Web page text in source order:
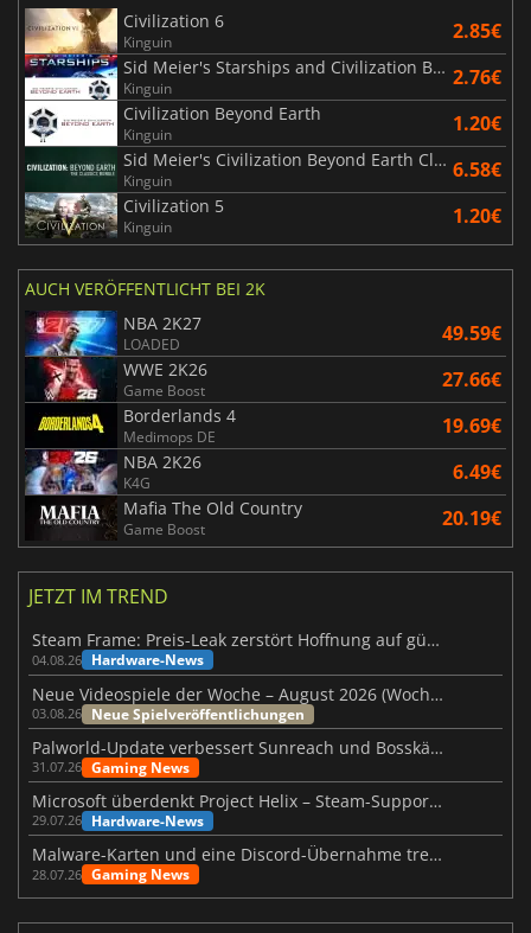
Civilization 6
Kinguin 2.85€
Sid Meier's Starships and Civilization Beyond Earth
Kinguin 2.76€
Civilization Beyond Earth
Kinguin 1.20€
Sid Meier's Civilization Beyond Earth Classics Bundle
Kinguin 6.58€
Civilization 5
Kinguin 1.20€
AUCH VERÖFFENTLICHT BEI 2K
NBA 2K27
LOADED 49.59€
WWE 2K26
Game Boost 27.66€
Borderlands 4
Medimops DE 19.69€
NBA 2K26
K4G 6.49€
Mafia The Old Country
Game Boost 20.19€
JETZT IM TREND
Steam Frame: Preis-Leak zerstört Hoffnung auf günstiges VR-Headset
04.08.26 Hardware-News
Neue Videospiele der Woche – August 2026 (Woche 32)
03.08.26 Neue Spielveröffentlichungen
Palworld-Update verbessert Sunreach und Bosskämpfe deutlich
31.07.26 Gaming News
Microsoft überdenkt Project Helix – Steam-Support gefährdet
29.07.26 Hardware-News
Malware-Karten und eine Discord-Übernahme treffen Meccha Chameleon
28.07.26 Gaming News